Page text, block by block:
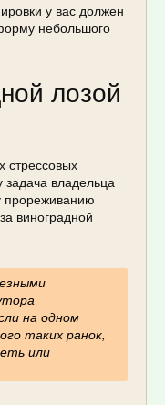
у вас должен
небольшого
лозой
стрессовых
задача владельца
прореживанию
виноградной
на одном
таких ранок,
или